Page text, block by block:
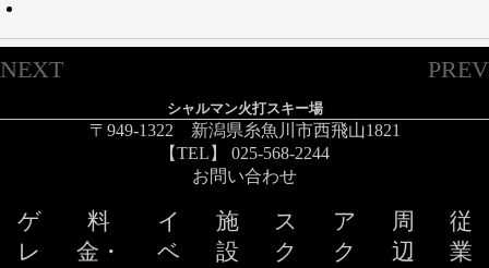
NEXT PREV
シャルマン火打スキー場
〒949-1322 新潟県糸魚川市西飛山1821
【TEL】 025-568-2244
お問い合わせ
ゲ
レ
料
金・
イ
ベ
施
設
ス
ク
ア
ク
周
辺
従
業